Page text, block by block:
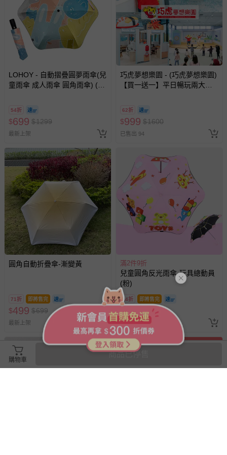
LOHOY - 自動摺疊圓夢雨傘(兒
童雨傘 成人雨傘 圓角雨傘) (方
54折
$699 $1299
最新上架
巧虎夢想樂園 - (巧虎夢想樂園)
【買一送一】平日暢玩兩大一
券使用
62折
$999 $1600
已售出 94
圓角自動折疊傘-漸變黃
71折 即將售完
$499 $699
最新上架
滿2件9折
兒童圓角反光雨傘-玩具總動員
(粉)
44折 即將售完
$350 $799
已售出 1
購物車
商品已停售